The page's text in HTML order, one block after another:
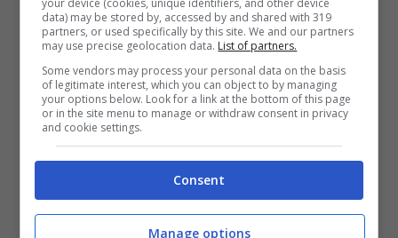
e Italiano in rossoblù
Prendendo Thiago Motta la
Juventus si è assicurata il
giovane allenatore adatto
per aprire un ciclo, ma
data) may be stored by, accessed by and shared with 319
partners, or used specifically by this site. We and our partners
may use precise geolocation data. List of partners.
Some vendors may process your personal data on the basis
of legitimate interest, which you can object to by managing
your options below. Look for a link at the bottom of this page
or in the site menu to manage or withdraw consent in privacy
and cookie settings.
Consent
Manage options